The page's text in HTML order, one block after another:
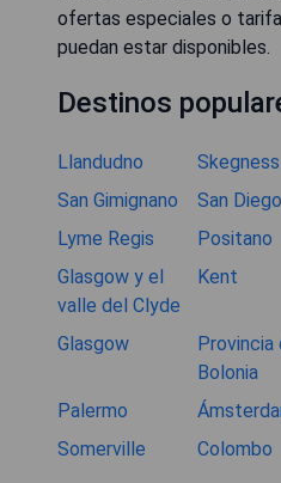
ofertas especiales o
puedan estar disponibles.
Destinos
Llandudno Skegness
San Gimignano
San Diego
Lyme Regis
Positano
Glasgow y el
valle del Clyde
Kent
Glasgow
Provincia
Bolonia
Palermo
Somerville
Colombo